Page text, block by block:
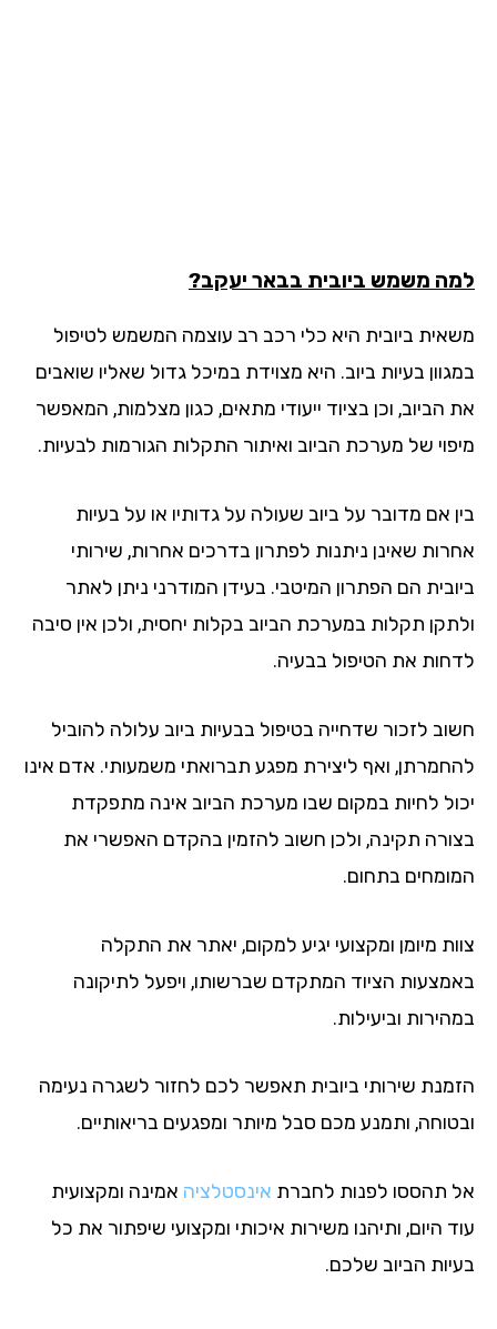
משמש ביובית בבאר יעקב?
ביובית היא כלי רכב רב עוצמה המשמש לטיפול
בעיות ביוב. היא מצוידת במיכל גדול שאליו שואבים
הביוב, וכן בציוד ייעודי מתאים, כגון מצלמות, המאפשר
של מערכת הביוב ואיתור התקלות הגורמות לבעיות.
אם מדובר על ביוב שעולה על גדותיו או על בעיות
שאינן ניתנות לפתרון בדרכים אחרות, שירותי
הם הפתרון המיטבי. בעידן המודרני ניתן לאתר
תקלות במערכת הביוב בקלות יחסית, ולכן אין סיבה
את הטיפול בבעיה.
לזכור שדחייה בטיפול בבעיות ביוב עלולה להוביל
ואף ליצירת מפגע תברואתי משמעותי. אדם אינו
לחיות במקום שבו מערכת הביוב אינה מתפקדת
תקינה, ולכן חשוב להזמין בהקדם האפשרי את
בתחום.
מיומן ומקצועי יגיע למקום, יאתר את התקלה
הציוד המתקדם שברשותו, ויפעל לתיקונה
וביעילות.
שירותי ביובית תאפשר לכם לחזור לשגרה נעימה
ותמנע מכם סבל מיותר ומפגעים בריאותיים.
תהססו לפנות לחברתאינסטלציהאמינה ומקצועית
היום, ותיהנו משירות איכותי ומקצועי שיפתור את כל
הביוב שלכם.